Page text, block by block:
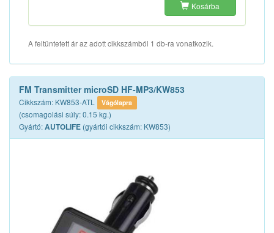
Kosárba
A feltüntetett ár az adott cikkszámból 1 db-ra vonatkozik.
FM Transmitter microSD HF-MP3/KW853
Cikkszám: KW853-ATL Vágólapra
(csomagolási súly: 0.15 kg.)
Gyártó:AUTOLIFE (gyártói cikkszám: KW853)